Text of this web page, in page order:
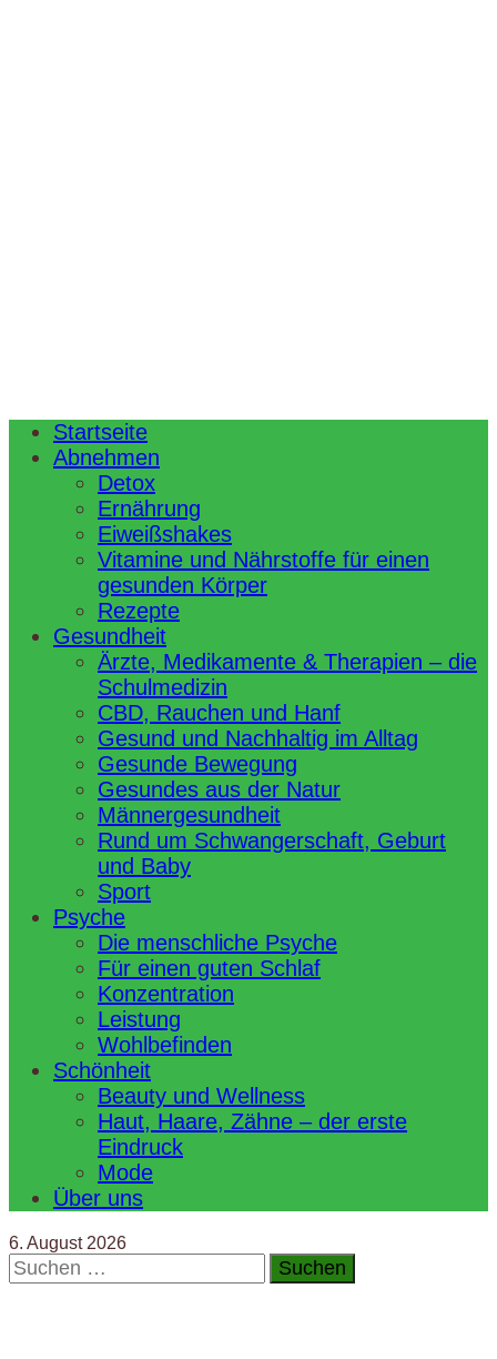
Startseite
Abnehmen
Detox
Ernährung
Eiweißshakes
Vitamine und Nährstoffe für einen
gesunden Körper
Rezepte
Gesundheit
Ärzte, Medikamente & Therapien – die
Schulmedizin
CBD, Rauchen und Hanf
Gesund und Nachhaltig im Alltag
Gesunde Bewegung
Gesundes aus der Natur
Männergesundheit
Rund um Schwangerschaft, Geburt
und Baby
Sport
Psyche
Die menschliche Psyche
Für einen guten Schlaf
Konzentration
Leistung
Wohlbefinden
Schönheit
Beauty und Wellness
Haut, Haare, Zähne – der erste
Eindruck
Mode
Über uns
6. August 2026
Suchen
nach: